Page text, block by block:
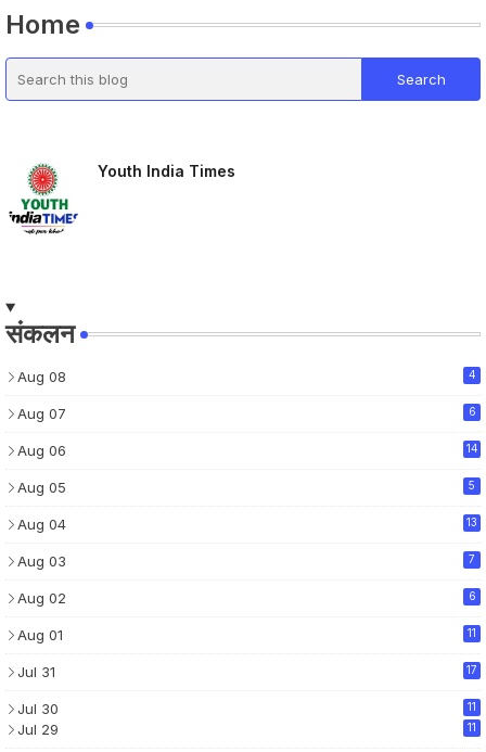
Home
Youth India Times
संकलन
Aug 08 4
Aug 07 6
Aug 06 14
Aug 05 5
Aug 04 13
Aug 03 7
Aug 02 6
Aug 01 11
Jul 31 17
Jul 30 11
Jul 29 11